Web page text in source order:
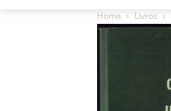
Home Livros